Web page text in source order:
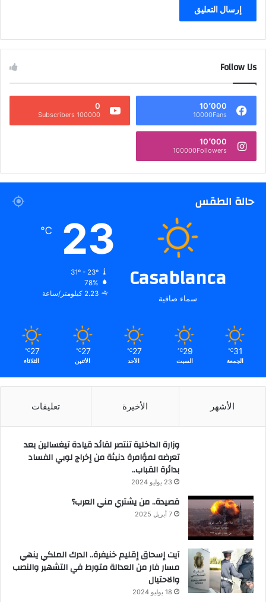
Follow Us
10٬000
10000Fans
0
100000 Subscribers
10٬000
100000Followers
حالة الطقس
Casablanca
سماء صافية
23
℃
31º - 23º
78%
2.23 كيلومتر/ساعة
31
℃
الجمعة
29
℃
السبت
27
℃
الأحد
27
℃
الأثنين
27
℃
الثلاثاء
الأشهر الأخيرة تعليقات
وزارة الداخلية تنتصر لقائد قيادة تيغسالين بعد
تعرضه لمؤامرة دنيئة من إخراج لوبي الفساد
بدائرة القباب..
23 يوليو 2024
قصيدة.. من يشتري مني العرب؟
7 أبريل 2025
آيت إسحاق إقليم خنيفرة.. الدرك الملكي ينهي
مسار فار من العدالة متورط في التشهير والنصب
والاحتيال
18 يوليو 2024